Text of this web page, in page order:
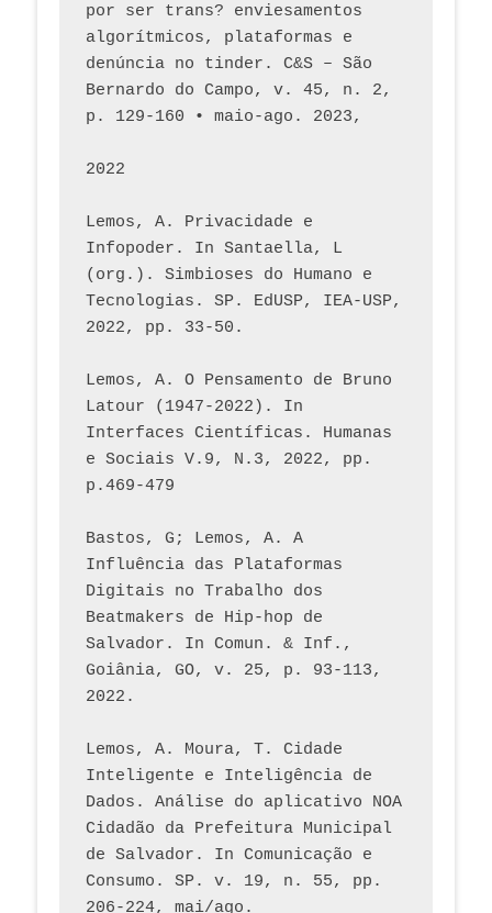
por ser trans? enviesamentos
algorítmicos, plataformas e
denúncia no tinder. C&S – São
Bernardo do Campo, v. 45, n. 2,
p. 129-160 • maio-ago. 2023,
2022
Lemos, A. Privacidade e
Infopoder. In Santaella, L
(org.). Simbioses do Humano e
Tecnologias. SP. EdUSP, IEA-USP,
2022, pp. 33-50.
Lemos, A. O Pensamento de Bruno
Latour (1947-2022). In
Interfaces Científicas. Humanas
e Sociais V.9, N.3, 2022, pp.
p.469-479
Bastos, G; Lemos, A. A
Influência das Plataformas
Digitais no Trabalho dos
Beatmakers de Hip-hop de
Salvador. In Comun. & Inf.,
Goiânia, GO, v. 25, p. 93-113,
2022.
Lemos, A. Moura, T. Cidade
Inteligente e Inteligência de
Dados. Análise do aplicativo NOA
Cidadão da Prefeitura Municipal
de Salvador. In Comunicação e
Consumo. SP. v. 19, n. 55, pp.
206-224, mai/ago.